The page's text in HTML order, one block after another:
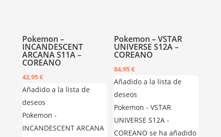
Pokemon –
INCANDESCENT
ARCANA S11A –
COREANO
42,95€
Añadido a la lista de
deseos
Pokemon -
INCANDESCENT ARCANA
Pokemon – VSTAR
UNIVERSE S12A –
COREANO
84,95€
Añadido a la lista de
deseos
Pokemon - VSTAR
UNIVERSE S12A -
COREANO se ha añadido